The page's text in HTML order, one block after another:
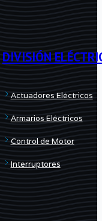
PTFE
/
EPDM
–
2"
cantidad
DIVISIÓN
Actuadores Eléctricos
Armarios Eléctricos
Control de Motor
Interruptores